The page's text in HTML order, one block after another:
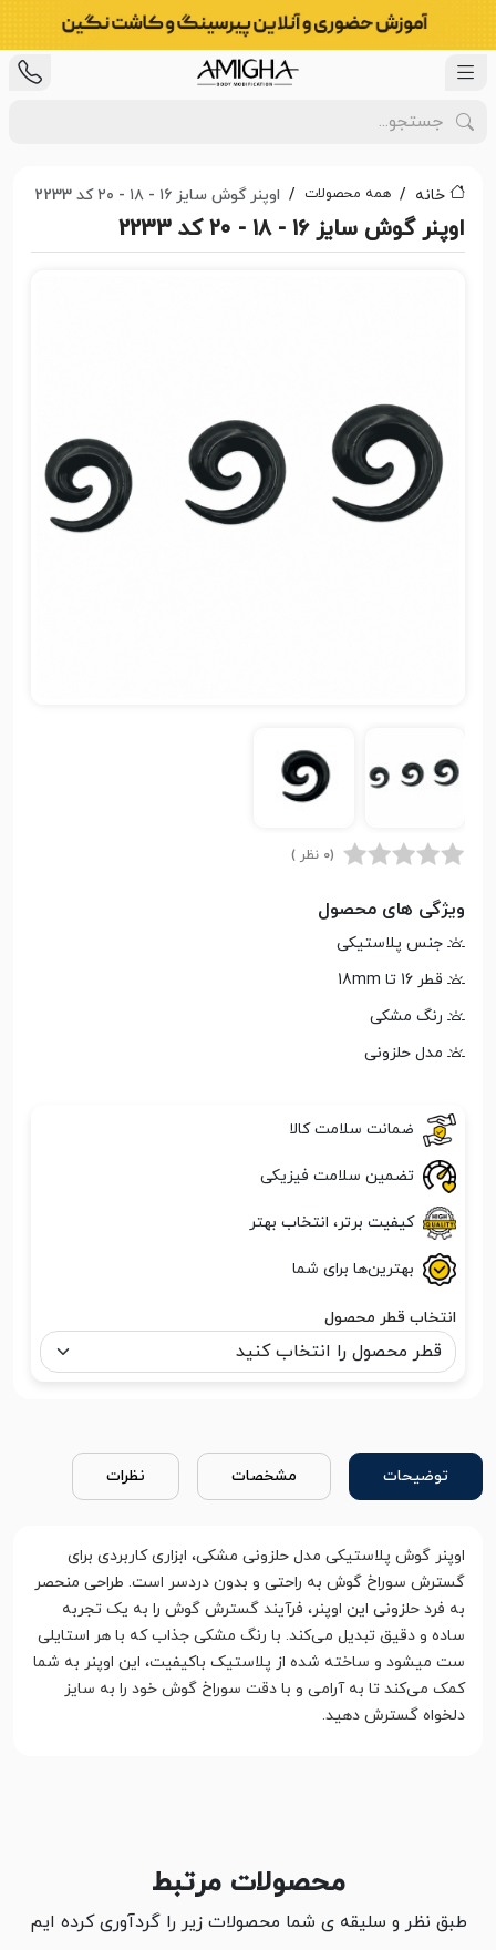
خانه همه محصولات اوپنر گوش سایز ۱۶ - ۱۸ - ۲۰ کد 2233
اوپنر گوش سایز ۱۶ - ۱۸ - ۲۰ کد 2233
(0 نظر )
ویژگی های محصول
جنس پلاستیکی
قطر 16 تا 18mm
رنگ مشکی
مدل حلزونی
ضمانت سلامت کالا
تضمین سلامت فیزیکی
کیفیت برتر، انتخاب بهتر
بهترین‌ها برای شما
انتخاب قطر محصول
توضیحات مشخصات نظرات
اوپنر گوش پلاستیکی مدل حلزونی مشکی، ابزاری کاربردی برای
گسترش سوراخ گوش به راحتی و بدون دردسر است. طراحی منحصر
به فرد حلزونی این اوپنر، فرآیند گسترش گوش را به یک تجربه
ساده و دقیق تبدیل می‌کند. با رنگ مشکی جذاب که با هر استایلی
ست میشود و ساخته شده از پلاستیک باکیفیت، این اوپنر به شما
کمک می‌کند تا به آرامی و با دقت سوراخ گوش خود را به سایز
دلخواه گسترش دهید.
محصولات مرتبط
طبق نظر و سلیقه ی شما محصولات زیر را گردآوری کرده ایم